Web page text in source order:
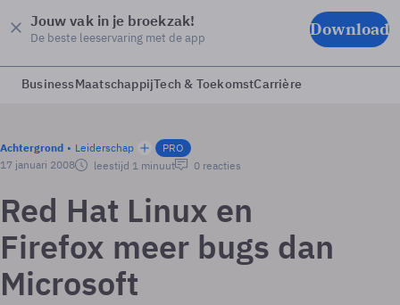
Jouw vak in je broekzak!
De beste leeservaring met de app Download
BusinessMaatschappijTech & ToekomstCarrière
Achtergrond Leiderschap
PRO
17 januari 2008
leestijd 1 minuut 0 reacties
Red Hat Linux en
Firefox meer bugs dan
Microsoft